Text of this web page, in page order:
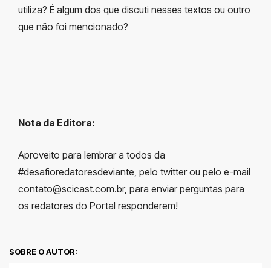
utiliza? É algum dos que discuti nesses textos ou outro
que não foi mencionado?
Nota da Editora:
Aproveito para lembrar a todos da
#desafioredatoresdeviante, pelo twitter ou pelo e-mail
contato@scicast.com.br, para enviar perguntas para
os redatores do Portal responderem!
SOBRE O AUTOR: